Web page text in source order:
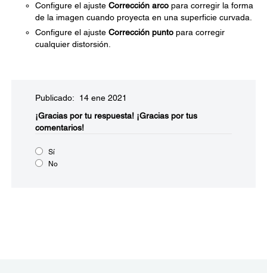
Configure el ajuste Corrección arco para corregir la forma
de la imagen cuando proyecta en una superficie curvada.
Configure el ajuste Corrección punto para corregir
cualquier distorsión.
Publicado: 14 ene 2021
¡Gracias por tu respuesta! ¡Gracias por tus
comentarios!
Sí
No